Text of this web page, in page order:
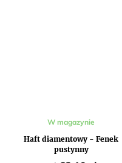
Haft diamentowy - Fenek
pustynny
Średnia
ocena
produktu
wynosi
5,0
W magazynie